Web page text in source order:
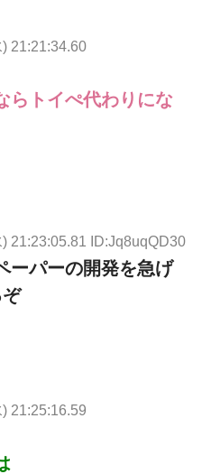
21:21:34.60
らトイぺ代わりにな
21:23:05.81 ID:Jq8uqQD30
ーパーの開発を急げ
21:25:16.59